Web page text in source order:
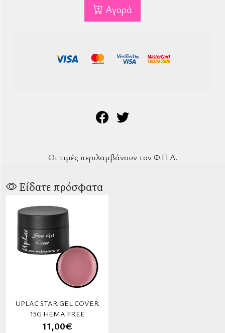
Αγορά
Οι τιμές περιλαμβάνουν τον Φ.Π.Α.
Είδατε πρόσφατα
UPLAC STAR GEL COVER
15G HEMA FREE
11,00€